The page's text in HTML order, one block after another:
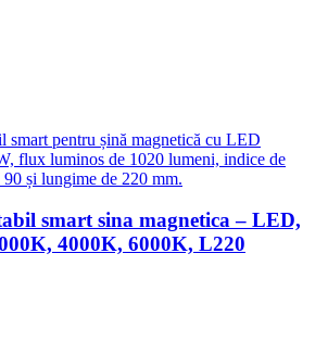
smart sina magnetica – LED,
4000K, 6000K, L220